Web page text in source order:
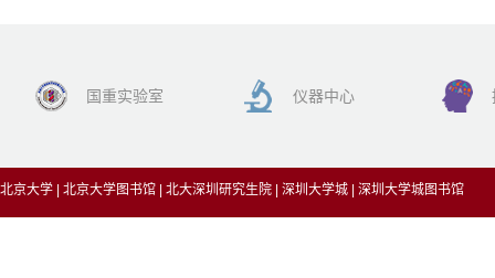
国重实验室 仪器中心
北京大学 北京大学图书馆 北大深圳研究生院 深圳大学城 深圳大学城图书馆